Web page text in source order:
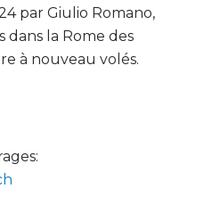
par Giulio Romano,
dans la Rome des
à nouveau volés.